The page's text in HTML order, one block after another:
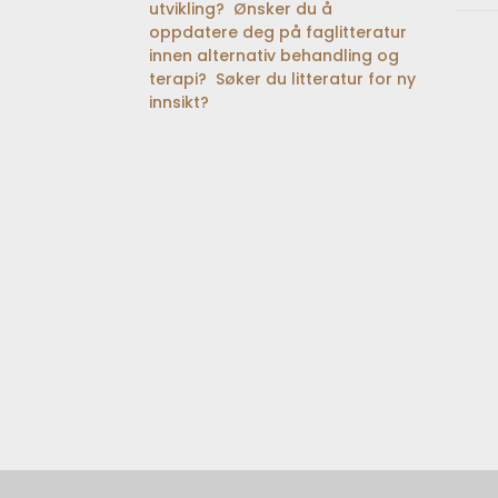
utvikling? Ønsker du å
oppdatere deg på faglitteratur
innen alternativ behandling og
terapi? Søker du litteratur for ny
innsikt?